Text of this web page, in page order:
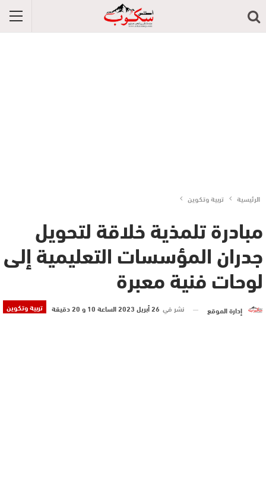
الرئيسية تربية وتكوين
مبادرة تلمذية خلاقة لتحويل
جدران المؤسسات التعليمية إلى
لوحات فنية معبرة
تربية وتكوين إدارة الموقع نشر في 26 أبريل 2023 الساعة 10 و 20 دقيقة